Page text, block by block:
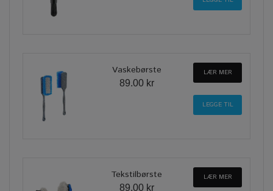
Vaskebørste
89.00 kr
LÆR MER
Tekstilbørste
89.00 kr
LÆR MER